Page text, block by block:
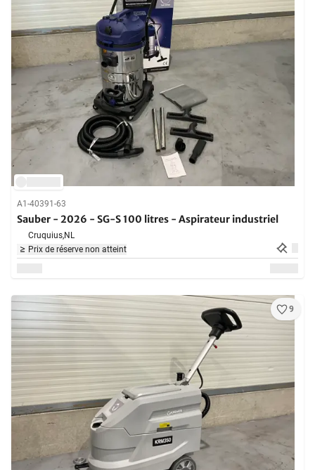
A1-40391-63
Sauber - 2026 - SG-S 100 litres - Aspirateur industriel
Cruquius,NL
Prix de réserve non atteint
9